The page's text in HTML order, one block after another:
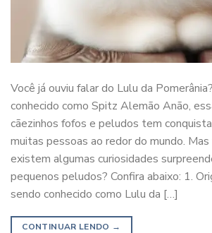
Você já ouviu falar do Lulu da
conhecido como Spitz Alemão Anão,
cãezinhos fofos e peludos tem
muitas pessoas ao redor do mundo. Mas
existem algumas curiosidades
pequenos peludos? Confira abaixo: 1.
sendo conhecido como Lulu da […]
CONTINUAR LENDO →